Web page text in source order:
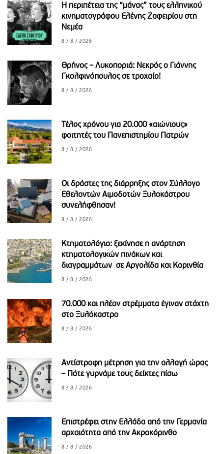
H περιπέτεια της “μάνας” τους ελληνικού
κινηματογράφου Ελένης Ζαφειρίου στη
Νεμέα
8 / 8 / 2026
Θρήνος – Λυκοποριά: Νεκρός ο Γιάννης
Γκολφινόπουλος σε τροχαίο!
8 / 8 / 2026
Τέλος χρόνου για 20.000 «αιώνιους»
φοιτητές του Πανεπιστημίου Πατρών
8 / 8 / 2026
Οι δράστες της διάρρηξης στον Σύλλογο
Εθελοντών Αιμοδοτών Ξυλοκάστρου
συνελήφθησαν!
8 / 8 / 2026
Κτηματολόγιο: ξεκίνησε η ανάρτηση
κτηματολογικών πινάκων και
διαγραμμάτων σε Αργολίδα και Κορινθία
8 / 8 / 2026
70.000 και πλέον στρέμματα έγιναν στάχτη
στο Ξυλόκαστρο
8 / 8 / 2026
Αντίστροφη μέτρηση για την αλλαγή ώρας
– Πότε γυρνάμε τους δείκτες πίσω
8 / 8 / 2026
Επιστρέφει στην Ελλάδα από την Γερμανία
αρχαιότητα από την Ακροκόρινθο
8 / 8 / 2026